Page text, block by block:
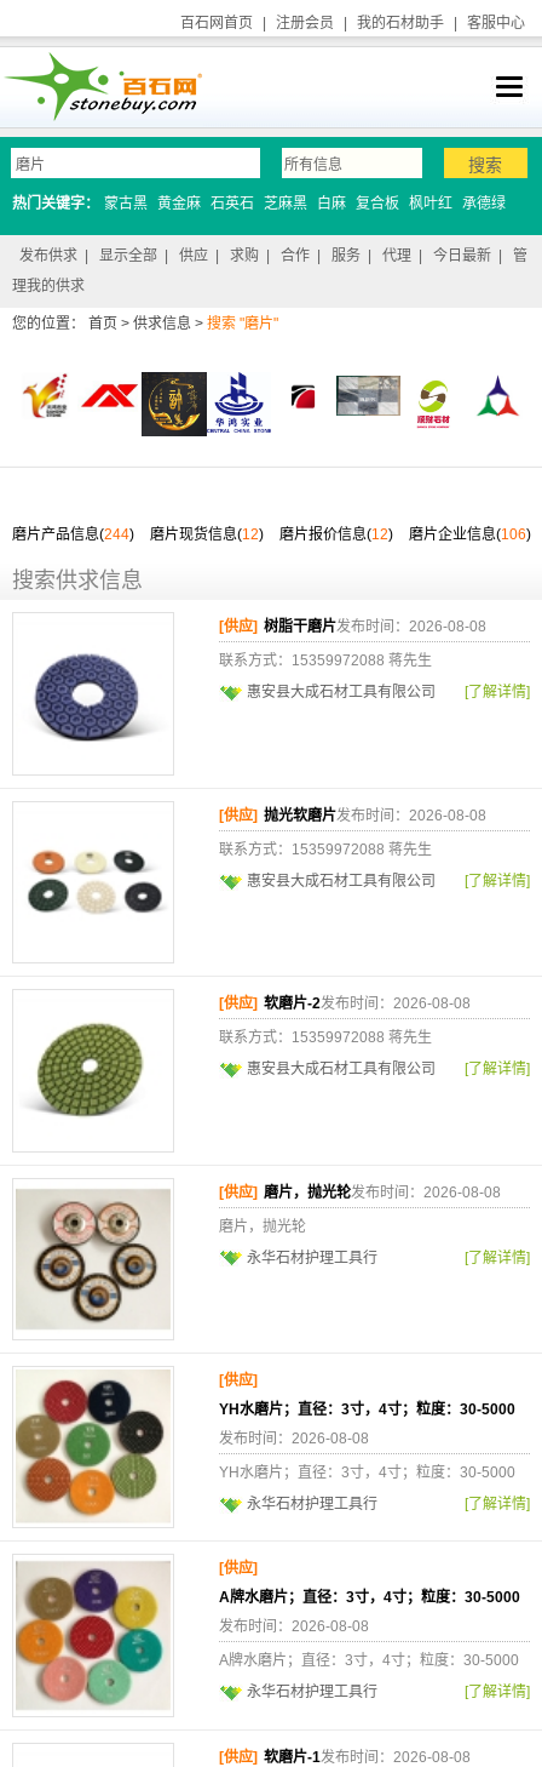
百石网首页 注册会员 我的石材助手 客服中心
热门关键字： 蒙古黑 黄金麻 石英石 芝麻黑 白麻 复合板 枫叶红 承德绿
发布供求 显示全部 供应 求购 合作 服务 代理 今日最新
管
理我的供求
您的位置： 首页 > 供求信息 > 搜索 "磨片"
磨片产品信息(244) 磨片现货信息(12) 磨片报价信息(12) 磨片企业信息(106)
搜索供求信息
[供应] 树脂干磨片发布时间：2026-08-08
联系方式：15359972088 蒋先生
惠安县大成石材工具有限公司
[了解详情]
[供应] 抛光软磨片发布时间：2026-08-08
联系方式：15359972088 蒋先生
惠安县大成石材工具有限公司
[了解详情]
[供应] 软磨片-2发布时间：2026-08-08
联系方式：15359972088 蒋先生
惠安县大成石材工具有限公司
[了解详情]
[供应] 磨片，抛光轮发布时间：2026-08-08
磨片，抛光轮
永华石材护理工具行
[了解详情]
[供应]
YH水磨片；直径：3寸，4寸；粒度：30-5000
发布时间：2026-08-08
YH水磨片；直径：3寸，4寸；粒度：30-5000
永华石材护理工具行
[了解详情]
[供应]
A牌水磨片；直径：3寸，4寸；粒度：30-5000
发布时间：2026-08-08
A牌水磨片；直径：3寸，4寸；粒度：30-5000
永华石材护理工具行
[了解详情]
[供应] 软磨片-1发布时间：2026-08-08